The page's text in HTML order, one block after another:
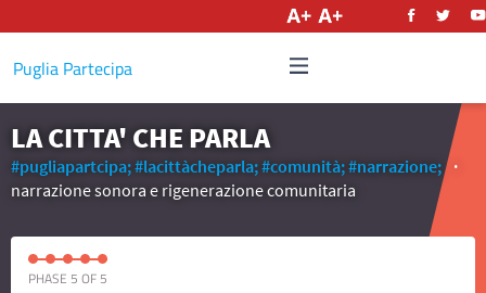
Puglia Partecipa
LA CITTA' CHE PARLA
#pugliapartcipa;#lacittàcheparla;#comunità;#narrazione;
narrazione sonora e rigenerazione comunitaria
PHASE 5 OF 5